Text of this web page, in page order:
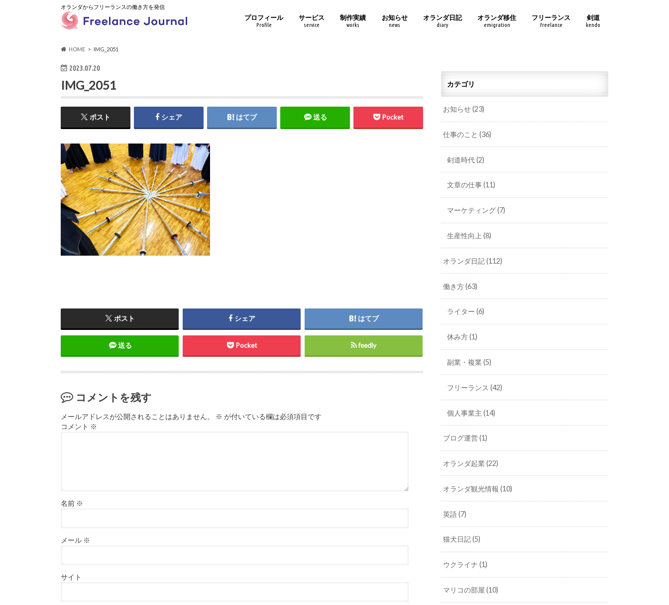
オランダからフリーランスの働き方を発信
プロフィール
Profile
サービス
service
制作実績
works
お知らせ
news
オランダ日記
diary
オランダ移住
emigration
フリーランス
freelance
剣道
kendo
HOME IMG_2051
2023.07.20
IMG_2051
ポスト シェア はてブ 送る Pocket
ポスト シェア はてブ
送る Pocket feedly
コメントを残す
メールアドレスが公開されることはありません。 ※ が付いている欄は必須項目です
コメント ※
名前 ※
メール ※
サイト
カテゴリ
お知らせ(23)
仕事のこと(36)
剣道時代(2)
文章の仕事(11)
マーケティング(7)
生産性向上 (8)
オランダ日記(112)
働き方(63)
ライター (6)
休み方(1)
副業・複業 (5)
フリーランス (42)
個人事業主 (14)
ブログ運営(1)
オランダ起業(22)
オランダ観光情報(10)
英語(7)
猫犬日記(5)
ウクライナ(1)
マリコの部屋(10)